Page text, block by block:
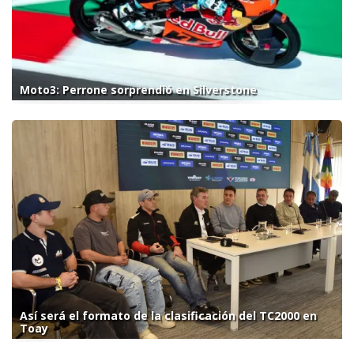
Moto3: Perrone sorprendió en Silverstone
Así será el formato de la clasificación del TC2000 en
Toay